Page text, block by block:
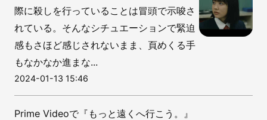
際に殺しを行っていることは冒頭で示唆さ
れている。そんなシチュエーションで緊迫
感もさほど感じされないまま、頁めくる手
もなかなか進まな...
2024-01-13 15:46
Prime Videoで『もっと遠くへ行こう。』